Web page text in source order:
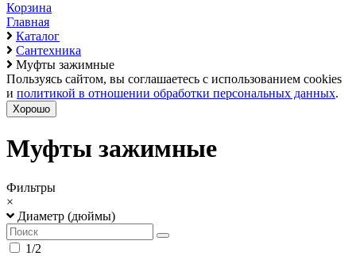
Корзина
Главная
Каталог
Сантехника
Муфты зажимные
Пользуясь сайтом, вы соглашаетесь с использованием cookies
и политикой в отношении обработки персональных данных.
Хорошо
Муфты зажимные
Фильтры
×
Диаметр (дюймы)
1/2